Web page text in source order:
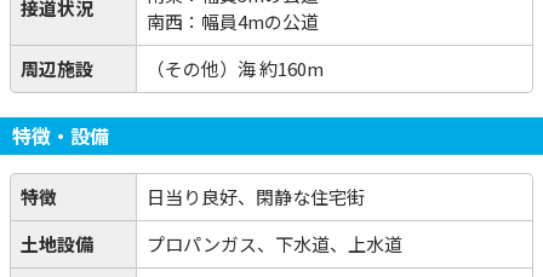
接道状況
南西：幅員4mの公道
周辺施設
（その他）海 約160m
特徴・設備
特徴
日当り良好、閑静な住宅街
土地設備
プロパンガス、下水道、上水道